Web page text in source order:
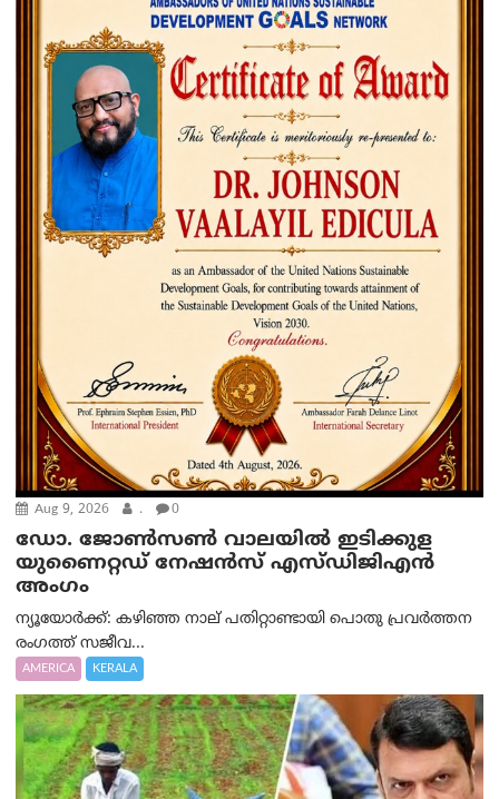
Aug 9, 2026 . 0
ഡോ. ജോൺസൺ വാലയിൽ ഇടിക്കുള
യുണൈറ്റഡ് നേഷൻസ് എസ്ഡിജിഎൻ
അംഗം
ന്യൂയോര്‍ക്ക്: കഴിഞ്ഞ നാല് പതിറ്റാണ്ടായി പൊതു പ്രവർത്തന
രംഗത്ത് സജീവ...
AMERICA KERALA